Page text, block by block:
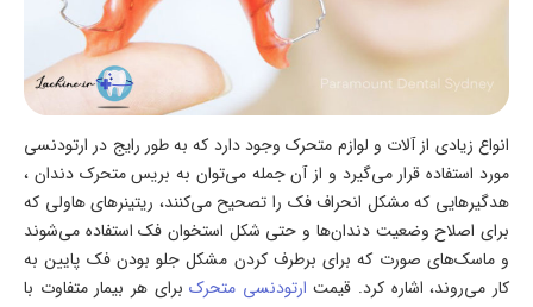
انواع زیادی از آلات و لوازم متحرک وجود دارد که به طور رایج در ارتودنسی
مورد استفاده قرار می‌گیرد و از آن جمله می‌توان به بریس متحرک دندان ،
هدگیرهایی که مشکل انحراف فک را تصحیح می‌کنند، ریتینرهای هاولی که
برای اصلاح وضعیت دندان‌ها و حتی شکل استخوان فک استفاده می‌شوند
و ماسک‌های صورت که برای برطرف کردن مشکل جلو بودن فک پایین به
کار می‌روند، اشاره کرد. قیمت ارتودنسی متحرکبرای هر بیمار متفاوت با